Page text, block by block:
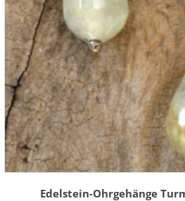
Edelstein-Ohrgehänge